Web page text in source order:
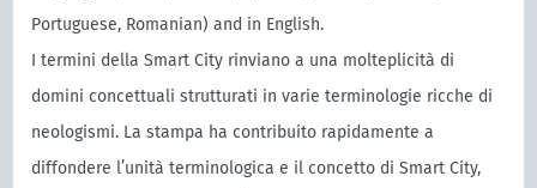
Portuguese, Romanian) and in English.
I termini della Smart City rinviano a una molteplicità di
domini concettuali strutturati in varie terminologie ricche di
neologismi. La stampa ha contribuito rapidamente a
diffondere l’unità terminologica e il concetto di Smart City,